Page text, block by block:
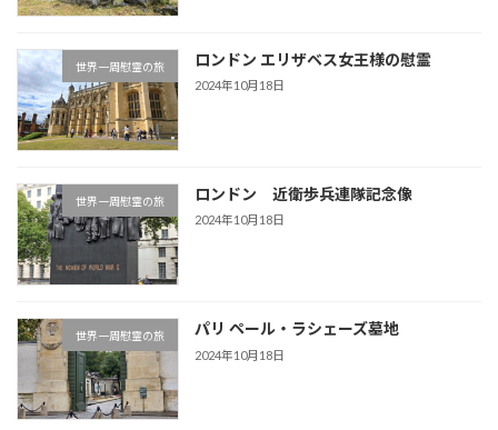
世界一周慰霊の旅 ロンドン エリザベス女王様の慰霊
2024年10月18日
世界一周慰霊の旅 ロンドン 近衛歩兵連隊記念像
2024年10月18日
世界一周慰霊の旅 パリ ペール・ラシェーズ墓地
2024年10月18日